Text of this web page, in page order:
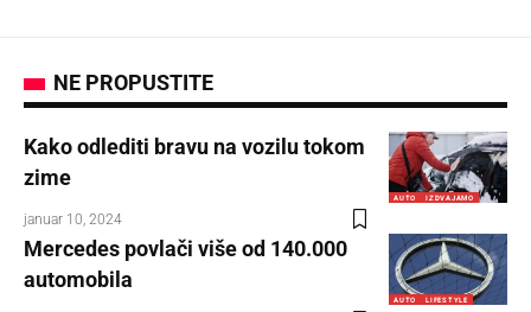
NE PROPUSTITE
AUTO IZDVAJAMO
Kako odlediti bravu na vozilu tokom
zime
januar 10, 2024
AUTO LIFESTYLE
Mercedes povlači više od 140.000
automobila